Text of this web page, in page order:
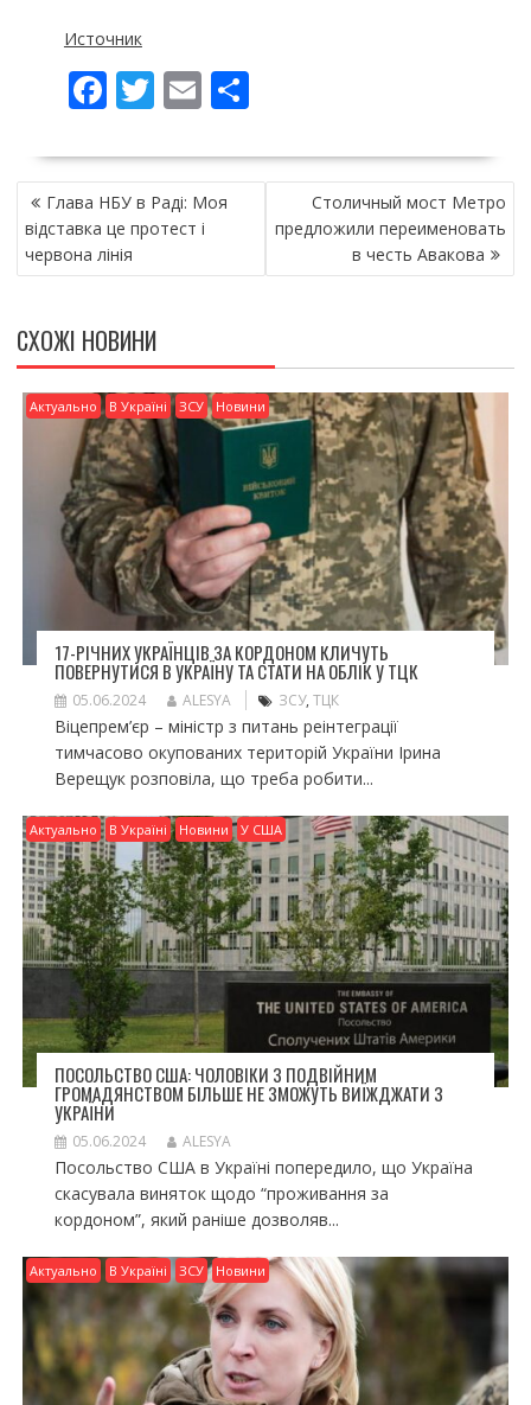
Источник
F
e
b
o
o
k
T
itt
er
E
ai
l
П
ді
т
ся
НАВІГАЦІЯ
ЗАПИСІВ
Глава НБУ в Раді: Моя
відставка це протест і
червона лінія
Столичный мост Метро
предложили переименовать
в честь Авакова
СХОЖІ НОВИНИ
Актуально В Україні ЗСУ Новини
17-РІЧНИХ УКРАЇНЦІВ ЗА КОРДОНОМ КЛИЧУТЬ
ПОВЕРНУТИСЯ В УКРАЇНУ ТА СТАТИ НА ОБЛІК У ТЦК
05.06.2024 ALESYA ЗСУ, ТЦК
Віцепрем’єр – міністр з питань реінтеграції
тимчасово окупованих територій України Ірина
Верещук розповіла, що треба робити...
Актуально В Україні Новини У США
ПОСОЛЬСТВО США: ЧОЛОВІКИ З ПОДВІЙНИМ
ГРОМАДЯНСТВОМ БІЛЬШЕ НЕ ЗМОЖУТЬ ВИЇЖДЖАТИ З
УКРАЇНИ
05.06.2024 ALESYA
Посольство США в Україні попередило, що Україна
скасувала виняток щодо “проживання за
кордоном”, який раніше дозволяв...
Актуально В Україні ЗСУ Новини